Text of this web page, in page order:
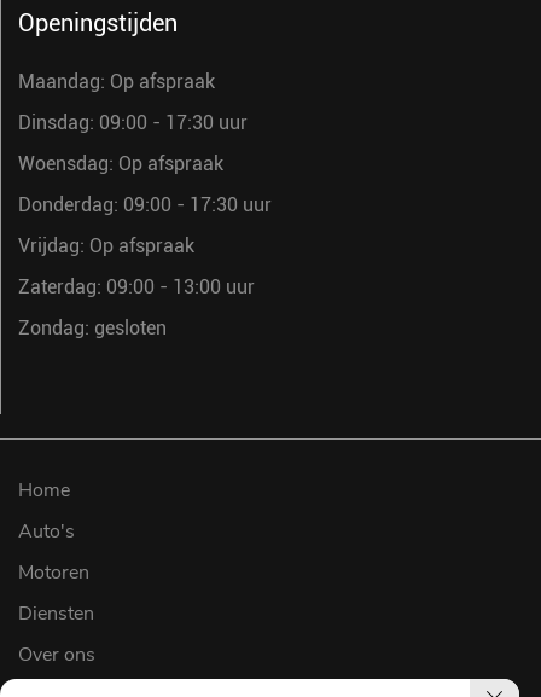
Openingstijden
Maandag: Op afspraak
Dinsdag: 09:00 - 17:30 uur
Woensdag: Op afspraak
Donderdag: 09:00 - 17:30 uur
Vrijdag: Op afspraak
Zaterdag: 09:00 - 13:00 uur
Zondag: gesloten
Home
Auto's
Motoren
Diensten
Over ons